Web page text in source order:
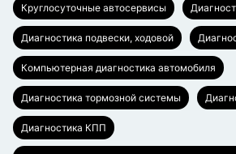
Круглосуточные автосервисы
Диагностика подвески, ходовой
Компьютерная диагностика автомобиля
Диагностика тормозной системы
Диагностика КПП